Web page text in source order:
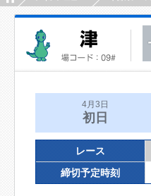
4月3日
初日
レース
締切予定時刻